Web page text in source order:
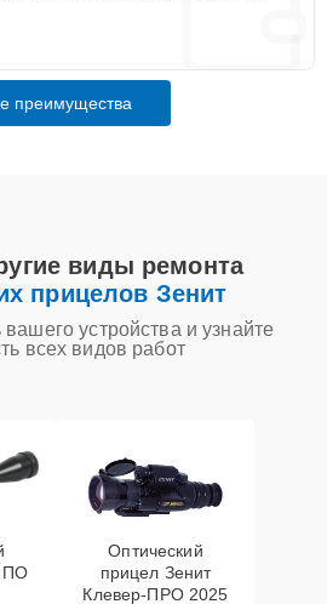
преимущества
виды ремонта
прицелов Зенит
устройства и узнайте
всех видов работ
ПО
Оптический
прицел Зенит
Клевер-ПРО 2025